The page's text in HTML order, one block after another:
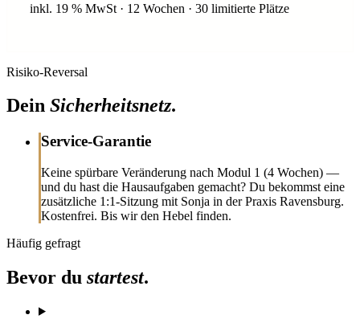
inkl. 19 % MwSt · 12 Wochen · 30 limitierte Plätze
Risiko-Reversal
Dein Sicherheitsnetz.
Service-Garantie
Keine spürbare Veränderung nach Modul 1 (4 Wochen) —
und du hast die Hausaufgaben gemacht? Du bekommst eine
zusätzliche 1:1-Sitzung mit Sonja in der Praxis Ravensburg.
Kostenfrei. Bis wir den Hebel finden.
Häufig gefragt
Bevor du startest.